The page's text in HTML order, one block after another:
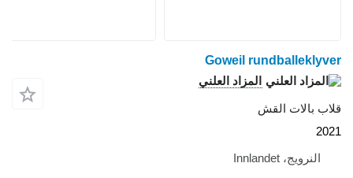
Goweil rundballeklyver
المزاد العلني
قلاب بالات القش
2021
النرويج، Innlandet